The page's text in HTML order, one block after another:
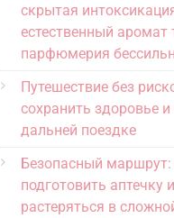
скрытая
естественный аромат
парфюмерия
Путешествие без
сохранить здоровье
дальней поездке
Безопасный маршрут:
подготовить аптечку
растеряться в